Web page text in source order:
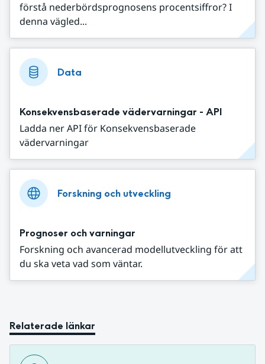
förstå nederbördsprognosens procentsiffror? I
denna vägled...
Data
Konsekvensbaserade vädervarningar - API
Ladda ner API för Konsekvensbaserade
vädervarningar
Forskning och utveckling
Prognoser och varningar
Forskning och avancerad modellutveckling för att
du ska veta vad som väntar.
Relaterade länkar